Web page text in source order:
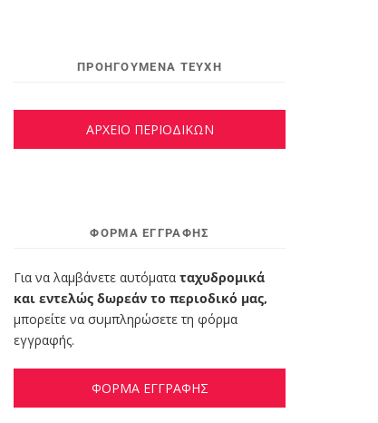
ΠΡΟΗΓΟΥΜΕΝΑ ΤΕΥΧΗ
ΑΡΧΕΙΟ ΠΕΡΙΟΔΙΚΩΝ
ΦΌΡΜΑ ΕΓΓΡΑΦΉΣ
Για να λαμβάνετε αυτόματα ταχυδρομικά
και εντελώς δωρεάν το περιοδικό μας,
μπορείτε να συμπληρώσετε τη φόρμα
εγγραφής.
ΦΟΡΜΑ ΕΓΓΡΑΦΗΣ